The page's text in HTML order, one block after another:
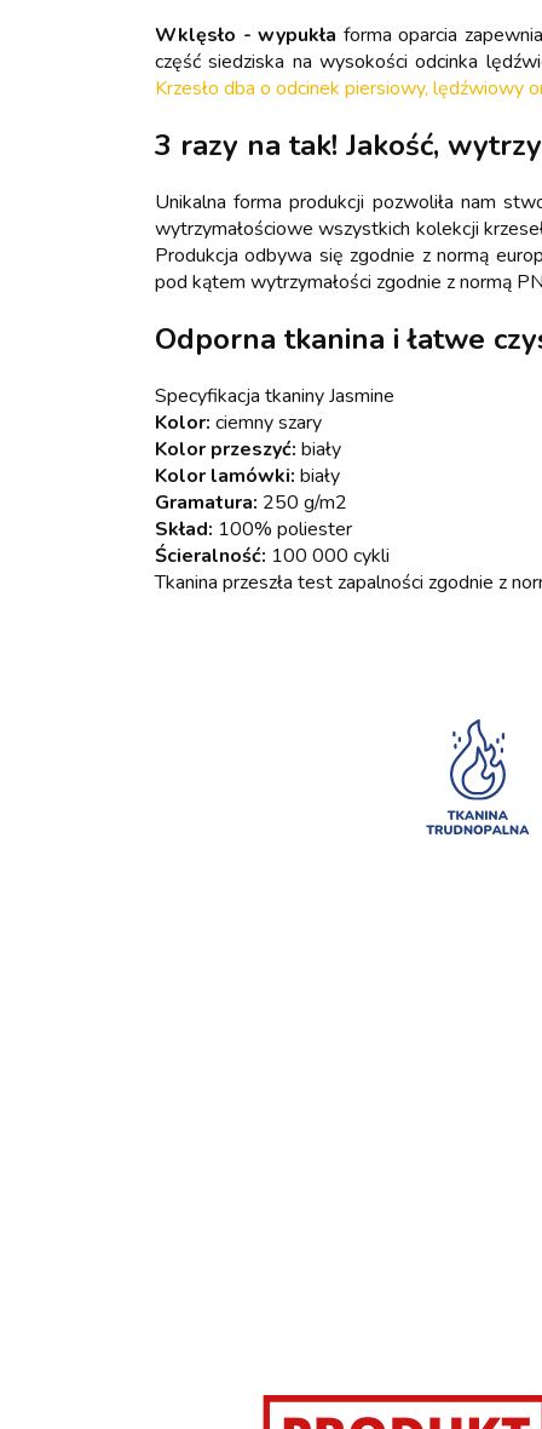
Wklęsło - wypukła forma oparcia
część siedziska na wysokości odcinka
Krzesło dba o odcinek piersiowy, lędźwiowy
3 razy na tak! Jakość,
Unikalna forma produkcji pozwoliła nam
wytrzymałościowe wszystkich kolekcji
Produkcja odbywa się zgodnie z normą
pod kątem wytrzymałości zgodnie z normą
Odporna tkanina i łatwe
Specyfikacja tkaniny Jasmine
Kolor: ciemny szary
Kolor przeszyć: biały
Kolor lamówki: biały
Gramatura: 250 g/m2
Skład: 100% poliester
Ścieralność: 100 000 cykli
Tkanina przeszła test zapalności zgodnie z